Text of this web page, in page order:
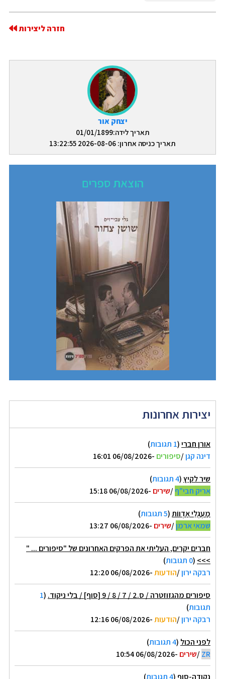
יצחק אור
תאריך לידה:01/01/1899
תאריך כניסה אחרון: 2026-08-06 13:22:55
הוצאת ספרים
יצירות אחרונות
אורן חברי(1 תגובות
)
דינה קגן/סיפורים -06/08/2026 16:01
שיר לקיץ(4 תגובות
)
אריק חבי"ף/שירים -06/08/2026 15:18
מַעְגְּלֵי אַדְווֹת(5 תגובות
)
שמאי ארמן/שירים -06/08/2026 13:27
חברים יקרים, העליתי את הפרקים האחרונים של "סיפורים ... "
>>>
(0 תגובות
)
רבקה ירון/הודעות-06/08/2026 12:20
סיפורים מהגזוזטרה / ס.2 / 7 / 8 / 9 [סוף] / בלי ניקוד. (
1
תגובות)
רבקה ירון/הודעות-06/08/2026 12:16
לפני הכול (4 תגובות
)
ZR
/שירים -06/08/2026 10:54
נקודה-סוף (4 תגובות
)
חזרה ליצירות